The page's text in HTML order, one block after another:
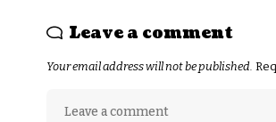
Leave a comment
Your email address will not be published.